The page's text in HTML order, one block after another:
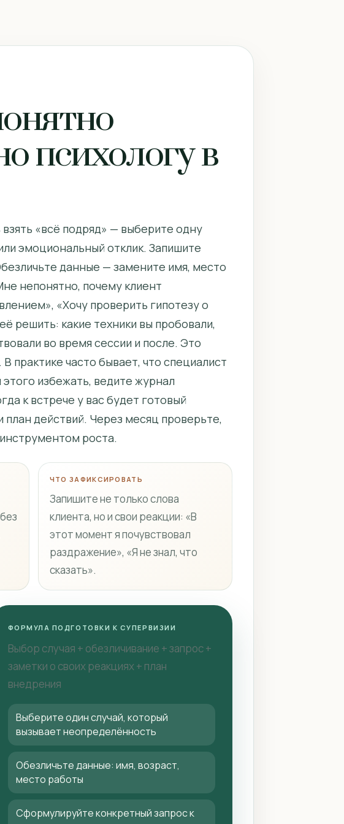
психологу в
«всё подряд» — выберите одну
эмоциональный отклик. Запишите
данные — замените имя, место
непонятно, почему клиент
«Хочу проверить гипотезу о
решить: какие техники вы пробовали,
во время сессии и после. Это
практике часто бывает, что специалист
избежать, ведите журнал
к встрече у вас будет готовый
действий. Через месяц проверьте,
роста.
ЧТО ЗАФИКСИРОВАТЬ
Запишите не только слова
клиента, но и свои реакции: «В
этот момент я почувствовал
раздражение», «Я не знал, что
сказать».
ФОРМУЛА ПОДГОТОВКИ К СУПЕРВИЗИИ
Выбор случая + обезличивание + запрос +
заметки о своих реакциях + план
внедрения
Выберите один случай, который
вызывает неопределённость
Обезличьте данные: имя, возраст,
место работы
Сформулируйте конкретный запрос к